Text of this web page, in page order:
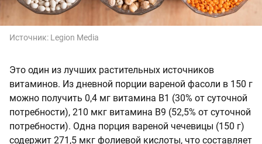
Источник: Legion Media
Это один из лучших растительных источников
витаминов. Из дневной порции вареной фасоли в 150 г
можно получить 0,4 мг витамина В1 (30% от суточной
потребности), 210 мкг витамина В9 (52,5% от суточной
потребности). Одна порция вареной чечевицы (150 г)
содержит 271,5 мкг фолиевой кислоты, что составляет